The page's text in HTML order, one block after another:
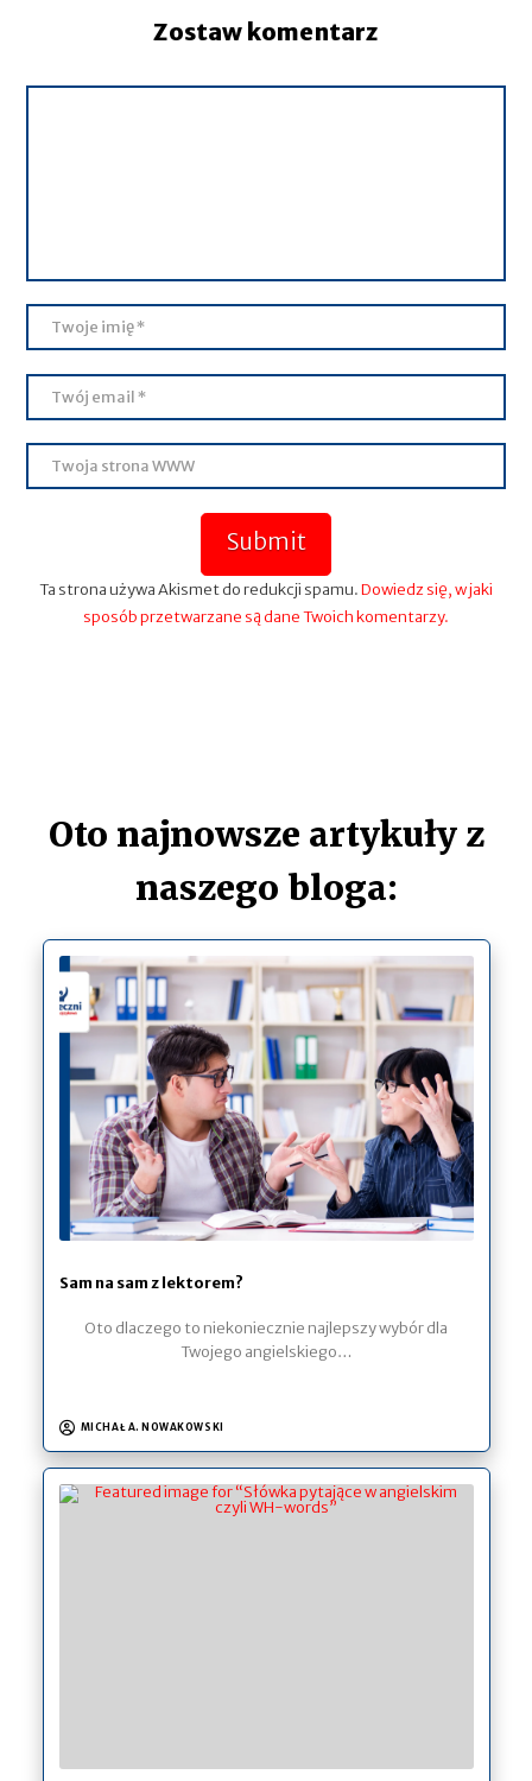
Zostaw komentarz
Submit
Ta strona używa Akismet do redukcji spamu.Dowiedz się, w jaki
sposób przetwarzane są dane Twoich komentarzy.
Oto najnowsze artykuły z
naszego bloga:
Sam na sam z lektorem?
Oto dlaczego to niekoniecznie najlepszy wybór dla
Twojego angielskiego…
MICHAŁ A. NOWAKOWSKI